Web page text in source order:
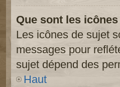
Que sont les
Les icônes de sujet
messages pour
sujet dépend des
Haut